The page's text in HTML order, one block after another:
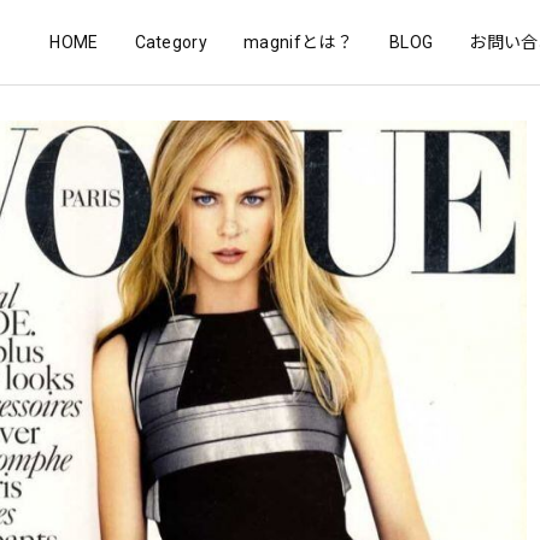
HOME Category magnifとは？ BLOG お問い